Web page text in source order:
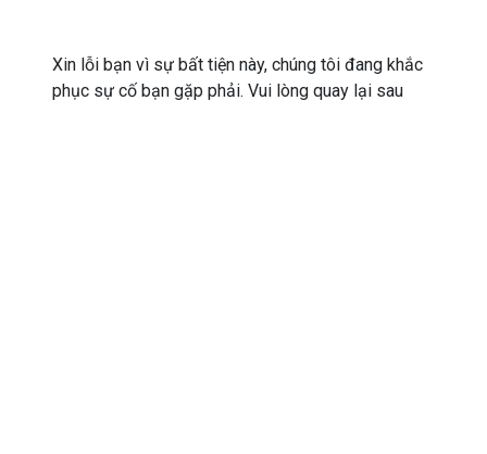
Xin lỗi bạn vì sự bất tiện này, chúng tôi đang khắc
phục sự cố bạn gặp phải. Vui lòng quay lại sau